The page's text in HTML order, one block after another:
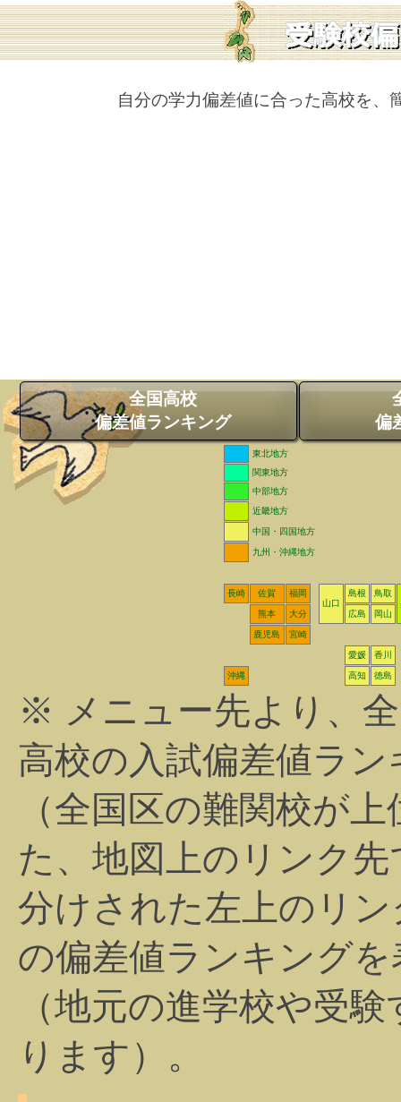
自分の学力偏差値に合った高校を、
全国高校
偏差値ランキング
偏
東北地方
関東地方
中部地方
近畿地方
中国・四国地方
九州・沖縄地方
長崎 佐賀
福岡
山口
島根
鳥取
熊本
大分 広島 岡山
鹿児島 宮崎
愛媛 香川
沖縄 高知 徳島
※ メニュー先より、
高校の入試偏差値ラ
（全国区の難関校が
た、地図上のリンク
分けされた左上のリ
の偏差値ランキング
（地元の進学校や受
ります）。